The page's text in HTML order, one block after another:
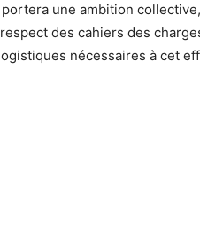
une ambition
des cahiers des
nécessaires à cet